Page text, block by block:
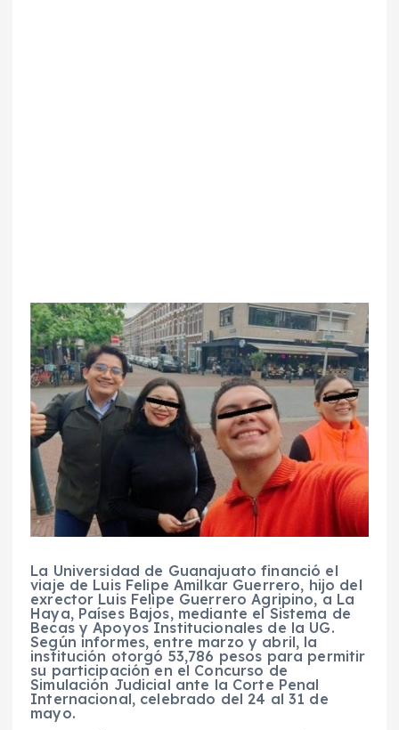
La Universidad de Guanajuato financió el
viaje de Luis Felipe Amilkar Guerrero, hijo del
exrector Luis Felipe Guerrero Agripino, a La
Haya, Países Bajos, mediante el Sistema de
Becas y Apoyos Institucionales de la UG.
Según informes, entre marzo y abril, la
institución otorgó 53,786 pesos para permitir
su participación en el Concurso de
Simulación Judicial ante la Corte Penal
Internacional, celebrado del 24 al 31 de
mayo.